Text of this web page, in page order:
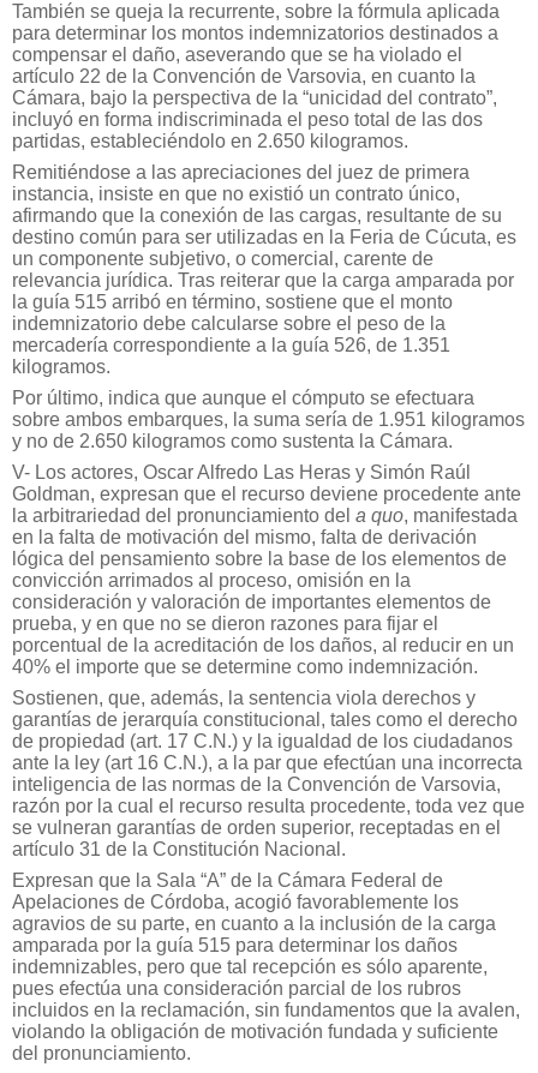
También se queja la recurrente, sobre la fórmula aplicada
para determinar los montos indemnizatorios destinados a
compensar el daño, aseverando que se ha violado el
artículo 22 de la Convención de Varsovia, en cuanto la
Cámara, bajo la perspectiva de la “unicidad del contrato”,
incluyó en forma indiscriminada el peso total de las dos
partidas, estableciéndolo en 2.650 kilogramos.
Remitiéndose a las apreciaciones del juez de primera
instancia, insiste en que no existió un contrato único,
afirmando que la conexión de las cargas, resultante de su
destino común para ser utilizadas en la Feria de Cúcuta, es
un componente subjetivo, o comercial, carente de
relevancia jurídica. Tras reiterar que la carga amparada por
la guía 515 arribó en término, sostiene que el monto
indemnizatorio debe calcularse sobre el peso de la
mercadería correspondiente a la guía 526, de 1.351
kilogramos.
Por último, indica que aunque el cómputo se efectuara
sobre ambos embarques, la suma sería de 1.951 kilogramos
y no de 2.650 kilogramos como sustenta la Cámara.
V- Los actores, Oscar Alfredo Las Heras y Simón Raúl
Goldman, expresan que el recurso deviene procedente ante
la arbitrariedad del pronunciamiento del a quo, manifestada
en la falta de motivación del mismo, falta de derivación
lógica del pensamiento sobre la base de los elementos de
convicción arrimados al proceso, omisión en la
consideración y valoración de importantes elementos de
prueba, y en que no se dieron razones para fijar el
porcentual de la acreditación de los daños, al reducir en un
40% el importe que se determine como indemnización.
Sostienen, que, además, la sentencia viola derechos y
garantías de jerarquía constitucional, tales como el derecho
de propiedad (art. 17 C.N.) y la igualdad de los ciudadanos
ante la ley (art 16 C.N.), a la par que efectúan una incorrecta
inteligencia de las normas de la Convención de Varsovia,
razón por la cual el recurso resulta procedente, toda vez que
se vulneran garantías de orden superior, receptadas en el
artículo 31 de la Constitución Nacional.
Expresan que la Sala “A” de la Cámara Federal de
Apelaciones de Córdoba, acogió favorablemente los
agravios de su parte, en cuanto a la inclusión de la carga
amparada por la guía 515 para determinar los daños
indemnizables, pero que tal recepción es sólo aparente,
pues efectúa una consideración parcial de los rubros
incluidos en la reclamación, sin fundamentos que la avalen,
violando la obligación de motivación fundada y suficiente
del pronunciamiento.